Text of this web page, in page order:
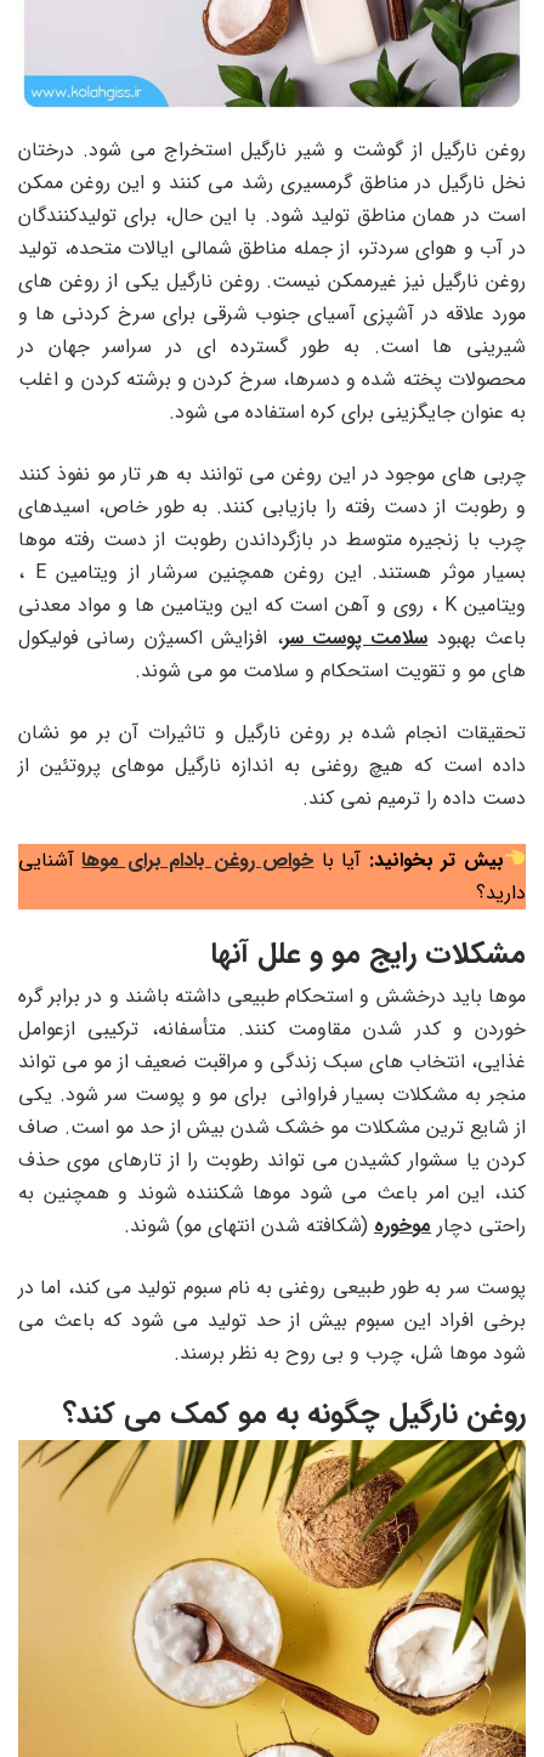
روغن نارگیل از گوشت و شیر نارگیل استخراج می شود. درختان
نخل نارگیل در مناطق گرمسیری رشد می کنند و این روغن ممکن
است در همان مناطق تولید شود. با این حال، برای تولیدکنندگان
در آب و هوای سردتر، از جمله مناطق شمالی ایالات متحده، تولید
روغن نارگیل نیز غیرممکن نیست. روغن نارگیل یکی از روغن های
مورد علاقه در آشپزی آسیای جنوب شرقی برای سرخ کردنی ها و
شیرینی ها است. به طور گسترده ای در سراسر جهان در
محصولات پخته شده و دسرها، سرخ کردن و برشته کردن و اغلب
به عنوان جایگزینی برای کره استفاده می شود.
چربی های موجود در این روغن می توانند به هر تار مو نفوذ کنند
و رطوبت از دست رفته را بازیابی کنند. به طور خاص، اسیدهای
چرب با زنجیره متوسط ​​در بازگرداندن رطوبت از دست رفته موها
بسیار موثر هستند. این روغن همچنین سرشار از ویتامین E ،
ویتامین K ، روی و آهن است که این ویتامین ها و مواد معدنی
باعث بهبودسلامت پوست سر، افزایش اکسیژن رسانی فولیکول
های مو و تقویت استحکام و سلامت مو می شوند.
تحقیقات انجام شده بر روغن نارگیل و تاثیرات آن بر مو نشان
داده است که هیچ روغنی به اندازه نارگیل موهای پروتئین از
دست داده را ترمیم نمی کند.
بیش تر بخوانید: آیا باخواص روغن بادام برای موهاآشنایی
دارید؟
مشکلات رایج مو و علل آنها
موها باید درخشش و استحکام طبیعی داشته باشند و در برابر گره
خوردن و کدر شدن مقاومت کنند. متأسفانه، ترکیبی ازعوامل
غذایی، انتخاب های سبک زندگی و مراقبت ضعیف از مو می تواند
منجر به مشکلات بسیار فراوانی برای مو و پوست سر شود. یکی
از شایع ترین مشکلات مو خشک شدن بیش از حد مو است. صاف
کردن یا سشوار کشیدن می تواند رطوبت را از تارهای موی حذف
کند، این امر باعث می شود موها شکننده شوند و همچنین به
راحتی دچار موخوره (شکافته شدن انتهای مو) شوند.
پوست سر به طور طبیعی روغنی به نام سبوم تولید می کند، اما در
برخی افراد این سبوم بیش از حد تولید می شود که باعث می
شود موها شل، چرب و بی روح به نظر برسند.
روغن نارگیل چگونه به مو کمک می کند؟